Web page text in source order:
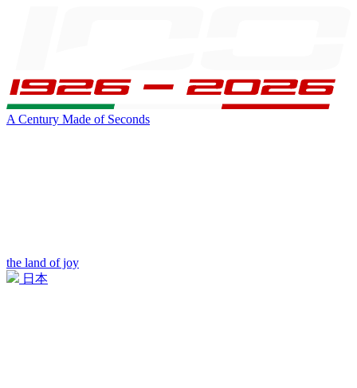
A Century Made of Seconds
the land of joy
日本